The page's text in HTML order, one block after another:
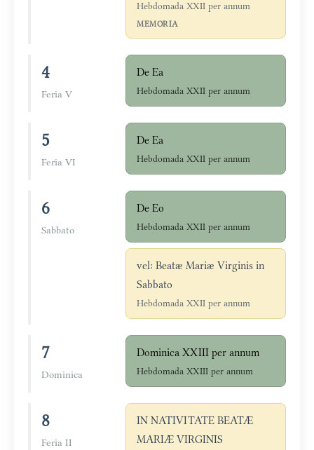
Hebdomada XXII per annum
MEMORIA
4
Feria V
De Ea
Hebdomada XXII per annum
5
Feria VI
De Ea
Hebdomada XXII per annum
6
Sabbato
De Eo
Hebdomada XXII per annum
vel: Beatæ Mariæ Virginis in
Sabbato
Hebdomada XXII per annum
7
Dominica
Dominica XXIII per annum
Hebdomada XXIII per annum
8
Feria II
IN NATIVITATE BEATÆ
MARIÆ VIRGINIS